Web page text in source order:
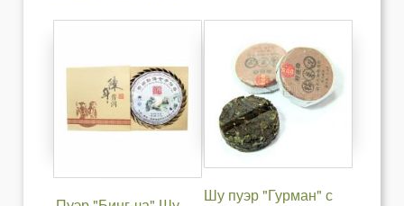
Шу пуэр "Гурман" с